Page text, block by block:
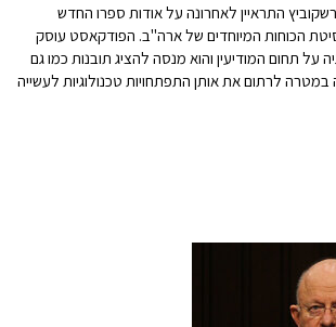
התראיין לאחרונה על אודות ספרו החדש
הכוחות המיוחדים של ארה"ב. הפודקאסט עוסק
על תחום המודיעין והוא מנסה להציג תובנות כמו גם
לרתום את אותן התפתחויות טכנולוגיות לעשייה